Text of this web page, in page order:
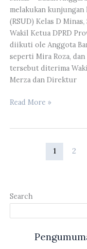
DPRD
Kabupaten
Inhu
melakukan kunjungan
(RSUD) Kelas D
Wakil Ketua DPRD
diikuti ole Anggota
seperti Mira Roza,
tersebut diterima
Merza dan Direktur
Banggar
Kelas
D
Minas
Read More »
1 2
Search